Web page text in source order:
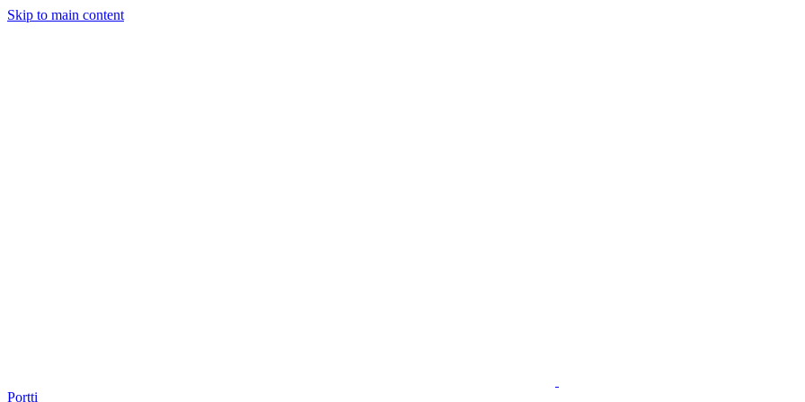
Skip to main content
Portti